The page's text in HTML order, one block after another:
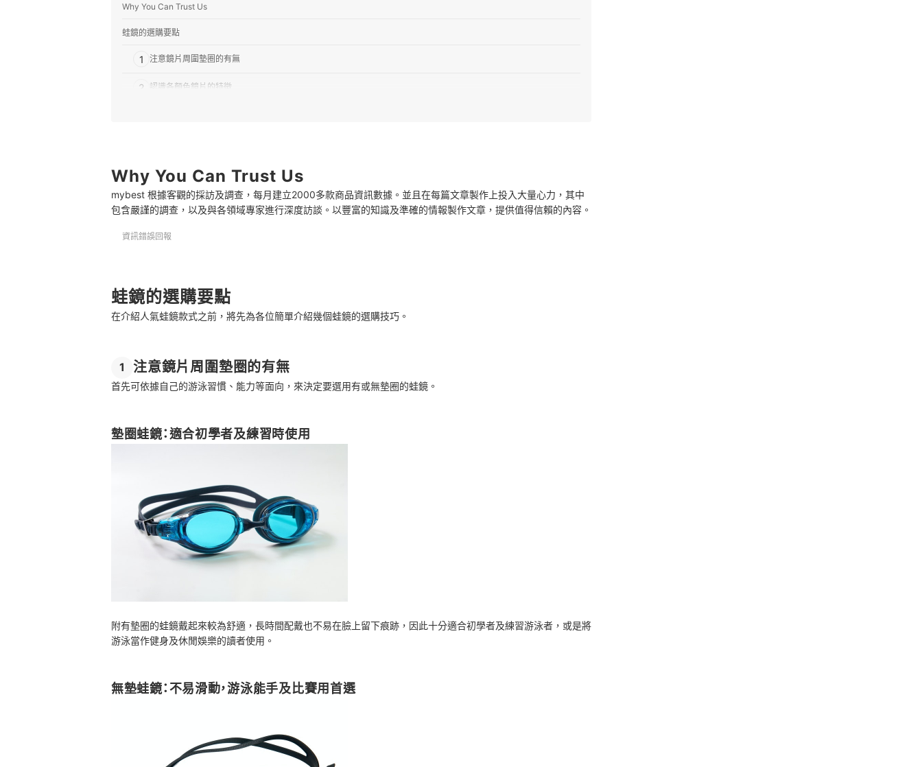
Why You Can Trust Us
蛙鏡的選購要點
1 注意鏡片周圍墊圈的有無
2 認識各顏色鏡片的特徵
推薦十大蛙鏡人氣排行榜
使用防霧劑保持清晰的視野
Why You Can Trust Us
mybest 根據客觀的採訪及調查，每月建立2000多款商品資訊數據。並且在每篇文章製作上投入大量心力，其中
包含嚴謹的調查，以及與各領域專家進行深度訪談。以豐富的知識及準確的情報製作文章，提供值得信賴的內容。
資訊錯誤回報
蛙鏡的選購要點
在介紹人氣蛙鏡款式之前，將先為各位簡單介紹幾個蛙鏡的選購技巧。
1 注意鏡片周圍墊圈的有無
首先可依據自己的游泳習慣、能力等面向，來決定要選用有或無墊圈的蛙鏡。
墊圈蛙鏡：適合初學者及練習時使用
附有墊圈的蛙鏡戴起來較為舒適，長時間配戴也不易在臉上留下痕跡，因此十分適合初學者及練習游泳者，或是將
游泳當作健身及休閒娛樂的讀者使用。
無墊蛙鏡：不易滑動，游泳能手及比賽用首選